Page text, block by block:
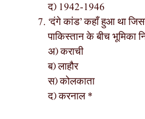
द) 1942-1946
‘दंगे कांड’ कहाँ हुआ था
पाकिस्तान के बीच भूमिका
अ) कराची
ब) लाहौर
स) कोलकाता
द) करनाल *